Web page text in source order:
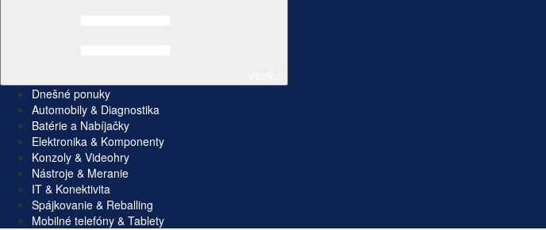
Dnešné ponuky
Automobily & Diagnostika
Batérie a Nabíjačky
Elektronika & Komponenty
Konzoly & Videohry
Nástroje & Meranie
IT & Konektivita
Spájkovanie & Reballing
Mobilné telefóny & Tablety